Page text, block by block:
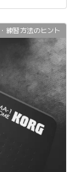
練習方法のヒント